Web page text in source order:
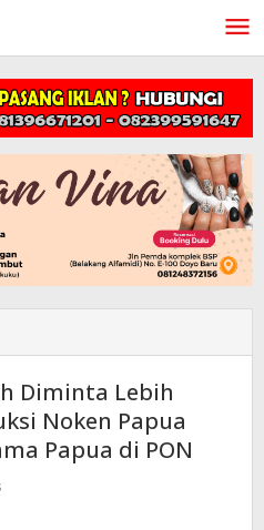
Diminta Lebih
Noken Papua
Papua di PON